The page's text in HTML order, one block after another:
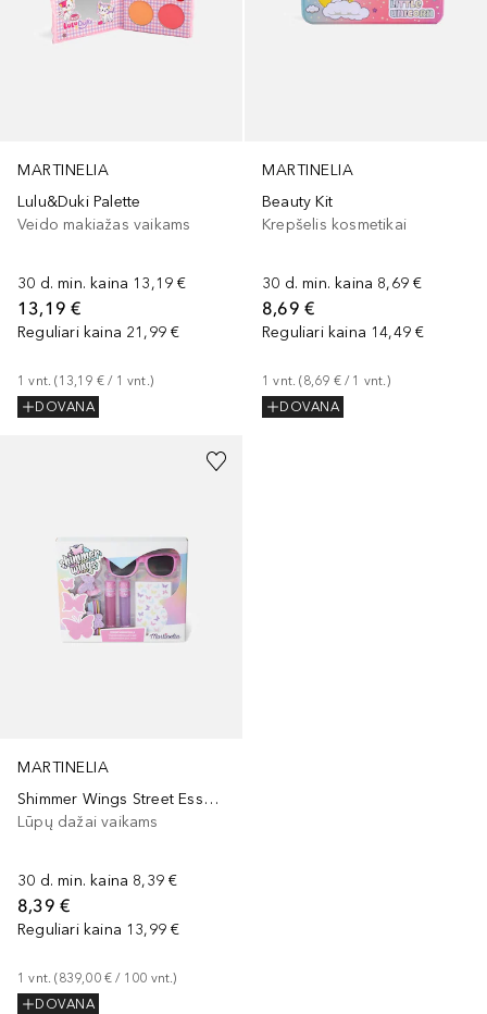
MARTINELIA
Lulu&Duki Palette
Veido makiažas vaikams
30 d. min. kaina 13,19 €
13,19 €
Reguliari kaina 21,99 €
1 vnt. (13,19 € / 1 vnt.)
DOVANA
MARTINELIA
Beauty Kit
Krepšelis kosmetikai
30 d. min. kaina 8,69 €
8,69 €
Reguliari kaina 14,49 €
1 vnt. (8,69 € / 1 vnt.)
DOVANA
MARTINELIA
Shimmer Wings Street Essentials
Lūpų dažai vaikams
30 d. min. kaina 8,39 €
8,39 €
Reguliari kaina 13,99 €
1 vnt. (839,00 € / 100 vnt.)
DOVANA